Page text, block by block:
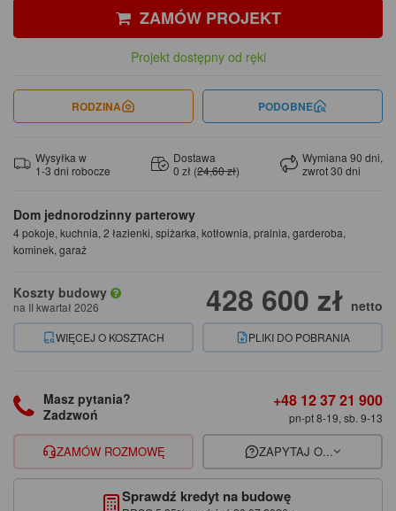
Dom jednorodzinny parterowy
4 pokoje, kuchnia, 2 łazienki, spiżarka, kotłownia, pralnia, garderoba,
kominek, garaż
Koszty budowy
na II kwartał 2026 428 600 zł netto
WIĘCEJ O KOSZTACH PLIKI DO POBRANIA
ZAMÓW PROJEKT
Projekt dostępny od ręki
RODZINA PODOBNE
Wysyłka w
1-3 dni robocze
Dostawa
0 zł (24,60 zł)
Wymiana 90 dni,
zwrot 30 dni
Masz pytania?
Zadzwoń
+48 12 37 21 900
pn-pt 8-19, sb. 9-13
ZAMÓW ROZMOWĘ ZAPYTAJ O...
Sprawdź kredyt na budowę